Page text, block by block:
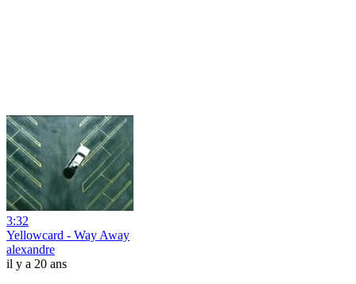
3:32
Yellowcard - Way Away
alexandre
il y a 20 ans